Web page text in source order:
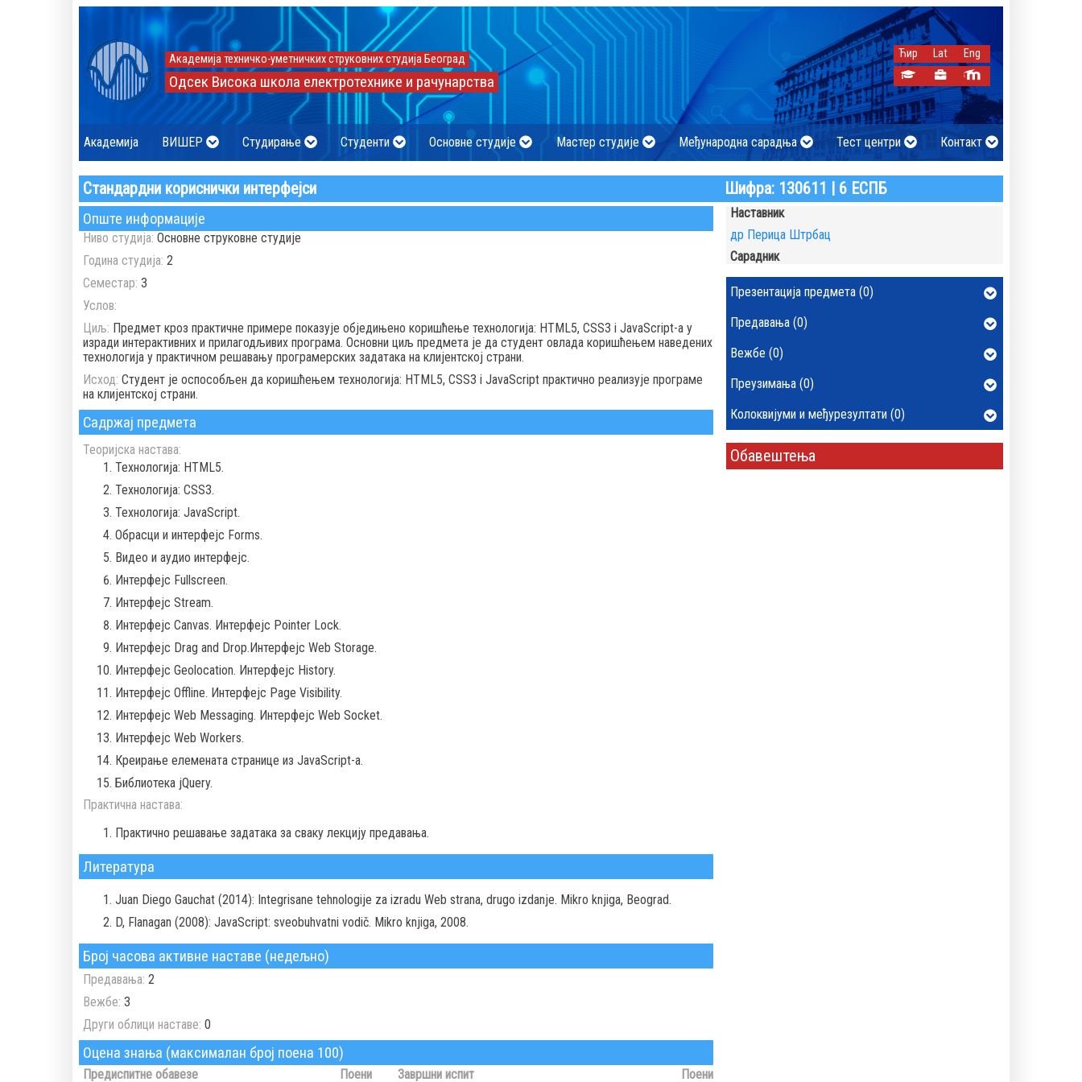
Академија техничко-уметничких струковних студија Београд
Одсек Висока школа електротехнике и рачунарства
Ћир Lat Eng
Академија ВИШЕР Студирање Студенти Основне студије Мастер студије Међународна сарадња Тест центри Контакт
Стандардни кориснички интерфејси Шифра: 130611 | 6 ЕСПБ
Опште информације
Ниво студија: Основне струковне студије
Година студија: 2
Семестар: 3
Услов:
Циљ: Предмет кроз практичне примере показује обједињено коришћење технологија: HTML5, CSS3 i JavaScript-a у
изради интерактивних и прилагодљивих програма. Основни циљ предмета је да студент овлада коришћењем наведених
технологија у практичном решавању програмерских задатака на клијентској страни.
Исход: Студент је оспособљен да коришћењем технологија: HTML5, CSS3 i JavaScript практично реализује програме
на клијентској страни.
Садржај предмета
Теоријска настава:
Технологијa: HTML5.
Технологијa: CSS3.
Технологијa: JavaScript.
Обрасци и интерфејс Forms.
Видео и аудио интерфејс.
Интерфејс Fullscreen.
Интерфејс Stream.
Интерфејс Canvas. Интерфејс Pointer Lock.
Интерфејс Drag and Drop.Интерфејс Web Storage.
Интерфејс Geolocation. Интерфејс History.
Интерфејс Offline. Интерфејс Page Visibility.
Интерфејс Web Messaging. Интерфејс Web Socket.
Интерфејс Web Workers.
Креирање елемената странице из JavaScript-a.
Библиотека jQuery.
Практична настава:
Практично решавање задатака за сваку лекцију предавања.
Литература
Juan Diego Gauchat (2014): Integrisane tehnologije za izradu Web strana, drugo izdanje. Mikro knjiga, Beograd.
D, Flanagan (2008): JavaScript: sveobuhvatni vodič. Mikro knjiga, 2008.
Број часова активне наставе (недељно)
Предавања: 2
Вежбе: 3
Други облици наставе: 0
Оцена знања (максималан број поена 100)
Предиспитне обавезе
Поени
Завршни испит
Поени
Наставник
др Перица Штрбац
Сарадник
Презентација предмета (0)
Предавања (0)
Вежбе (0)
Преузимања (0)
Колоквијуми и међурезултати (0)
Обавештења